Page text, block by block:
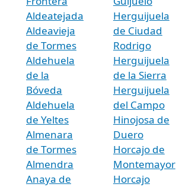
Aldeatejada
Aldeavieja
de Tormes
Aldehuela
de la
Bóveda
Aldehuela
de Yeltes
Almenara
de Tormes
Almendra
Anaya de
Herguijuela
de Ciudad
Rodrigo
Herguijuela
de la Sierra
Herguijuela
del Campo
Hinojosa de
Duero
Horcajo de
Montemayor
Horcajo